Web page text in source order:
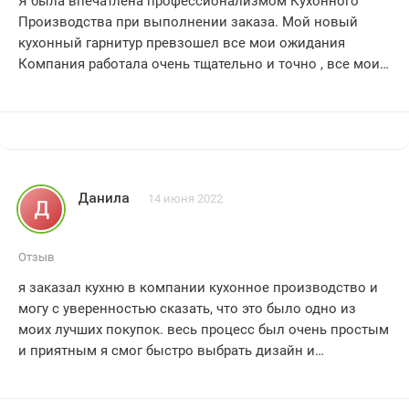
Огромное спасибо компании кухонное производство за
их профессионализм, качество и внимание к деталям. Я
без сомнения рекомендую эту компанию всем, кто ищет
идеальную кухню
Производства при выполнении заказа. Мой новый
кухонный гарнитур превзошел все мои ожидания
Компания работала очень тщательно и точно , все мои
Д Данила 14 июня 2022
Отзыв
я заказал кухню в компании кухонное производство и
могу с уверенностью сказать, что это было одно из
моих лучших покупок. весь процесс был очень простым
и приятным я смог быстро выбрать дизайн и